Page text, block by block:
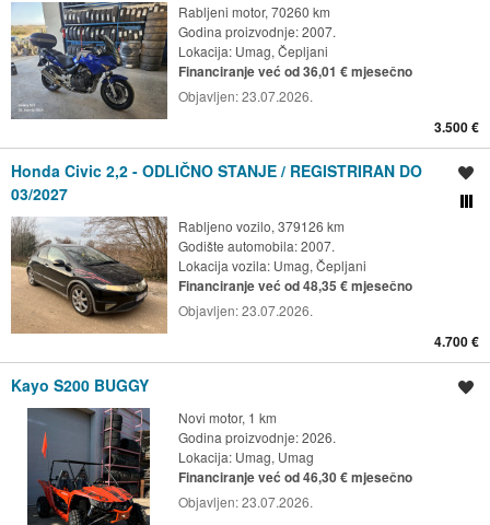
Rabljeni motor, 70260 km
Godina proizvodnje: 2007.
Lokacija: Umag, Čepljani
Financiranje već od 36,01 € mjesečno
Objavljen:23.07.2026.
3.500 €
Honda Civic 2,2 - ODLIČNO STANJE / REGISTRIRAN DO
03/2027
Rabljeno vozilo, 379126 km
Godište automobila: 2007.
Lokacija vozila: Umag, Čepljani
Financiranje već od 48,35 € mjesečno
Objavljen:23.07.2026.
4.700 €
Kayo S200 BUGGY
Novi motor, 1 km
Godina proizvodnje: 2026.
Lokacija: Umag, Umag
Financiranje već od 46,30 € mjesečno
Objavljen:23.07.2026.